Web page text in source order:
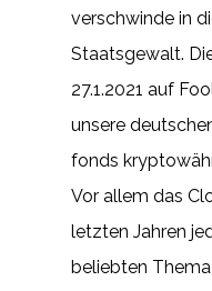
verschwinde in
Staatsgewalt.
27.1.2021 auf
unsere
fonds
Vor allem das
letzten Jahren
beliebten